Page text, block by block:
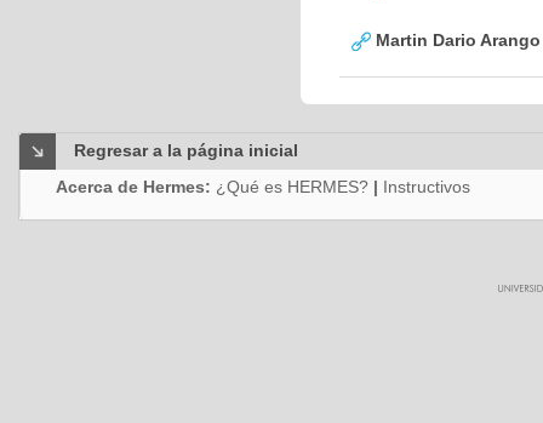
Martin Dario
Regresar a la página inicial
Acerca de Hermes: ¿Qué es HERMES? | Instructivos